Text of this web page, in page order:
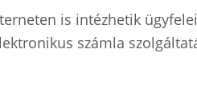
is intézhetik
számla